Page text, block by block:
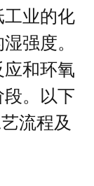
工业的化
强度。
和环氧
。以下
流程及